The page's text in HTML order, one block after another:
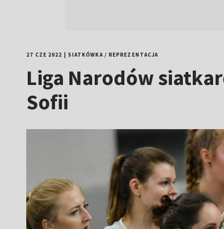
27 CZE 2022 SIATKÓWKA/ REPREZENTACJA
Liga Narodów
Sofii